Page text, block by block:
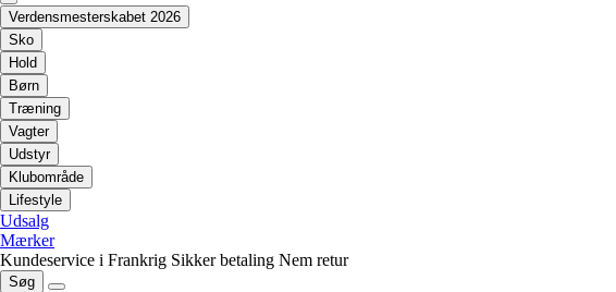
Verdensmesterskabet 2026
Sko
Hold
Børn
Træning
Vagter
Udstyr
Klubområde
Lifestyle
Udsalg
Mærker
Kundeservice i Frankrig Sikker betaling Nem retur
Søg